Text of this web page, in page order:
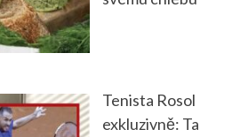
Tenista Rosol
exkluzivně: Ta